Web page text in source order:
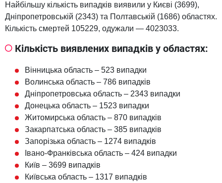
Найбільшу кількість випадків виявили у Києві (3699),
Дніпропетровській (2343) та Полтавській (1686) областях.
Кількість смертей 105229, одужали — 4023033.
Кількість виявлених випадків у областях:
Вінницька область – 523 випадки
Волинська область – 786 випадків
Дніпропетровська область – 2343 випадки
Донецька область – 1523 випадки
Житомирська область – 870 випадків
Закарпатська область – 385 випадків
Запорізька область – 1274 випадків
Івано-Франківська область – 424 випадки
Київ – 3699 випадків
Київська область – 1317 випадків